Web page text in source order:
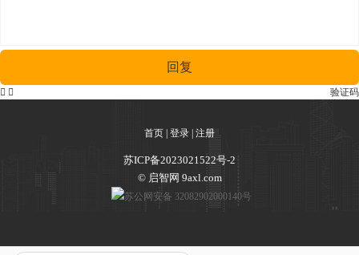
回复
验证码
 
首页 登录 注册
苏ICP备2023021522号-2
© 启智网 9axl.com
苏公网安备 32082902000140号